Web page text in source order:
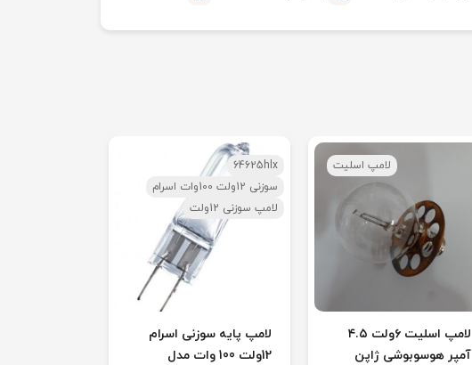
لامپ اسلیت
لامپ اسلیت ۶ولت ۴.۵
آمپر هوسوبوشی ژاپن
64625hlx
سوزنی 12ولت 100وات اسرام
لامپ سوزنی 12ولت
لامپ پایه سوزنی اسرام
12ولت 100 وات مدل